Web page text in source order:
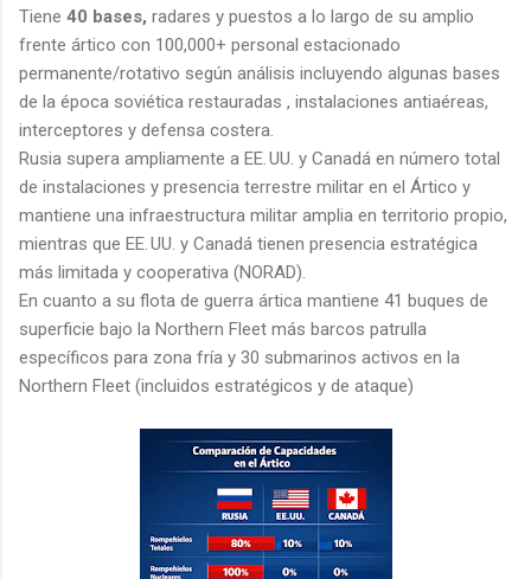
Tiene 40 bases, radares y puestos a lo largo de su amplio
frente ártico con 100,000+ personal estacionado
permanente/rotativo según análisis incluyendo algunas bases
de la época soviética restauradas , instalaciones antiaéreas,
interceptores y defensa costera.
Rusia supera ampliamente a EE. UU. y Canadá en número total
de instalaciones y presencia terrestre militar en el Ártico y
mantiene una infraestructura militar amplia en territorio propio,
mientras que EE. UU. y Canadá tienen presencia estratégica
más limitada y cooperativa (NORAD).
En cuanto a su flota de guerra ártica mantiene 41 buques de
superficie bajo la Northern Fleet más barcos patrulla
específicos para zona fría y 30 submarinos activos en la
Northern Fleet (incluidos estratégicos y de ataque)